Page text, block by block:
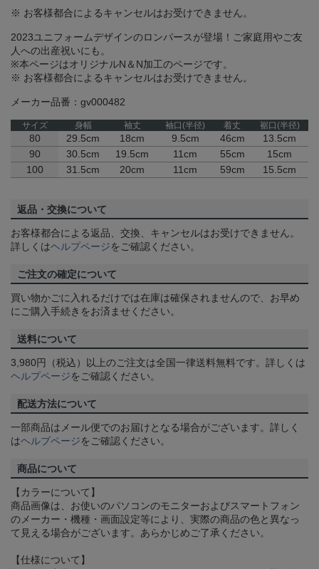
※ お客様都合によるキャンセルはお受けできません。
2023ユニフォームデザインのロンパースが登場！ご家庭用やご友
人への出産祝いにも。
※本ページはオリジナルN＆N加工のページです。
※ お客様都合によるキャンセルはお受けできません。
メーカー品番：gv000482
サイズ 身幅 袖丈 袖口(半径) 着丈 裾口(半径)
80 29.5cm 18cm 9.5cm 46cm
13.5cm
90
30.5cm 19.5cm 11cm 55cm
15cm
100
31.5cm 20cm 11cm 59cm 15.5cm
返品・交換について
お客様都合による返品、交換、キャンセルはお受けできません。
詳しくはヘルプページをご確認ください。
ご注文の確定について
買い物かごに入れるだけでは在庫は確保されませんので、お早め
にご購入手続きをお済ませください。
送料について
3,980円（税込）以上のご注文は全国一律送料無料です。詳しくは
ヘルプページをご確認ください。
配送方法について
一部商品はメール便でのお届けとなる場合がございます。詳しく
はヘルプページをご確認ください。
商品について
【カラーについて】
商品画像は、お使いのパソコンのモニターおよびスマートフォン
のメーカー・機種・画面設定等により、実際の商品の色と異なっ
て見える場合がございます。あらかじめご了承ください。
【仕様について】